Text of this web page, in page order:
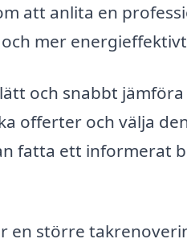
att anlita en
mer
och snabbt jämföra
offerter och välja
fatta ett informerat
en större